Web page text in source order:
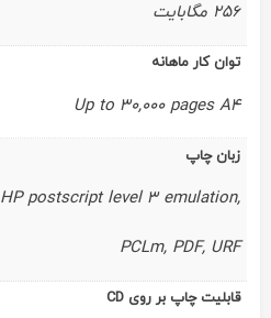
256 مگابایت
توان کار ماهانه
Up to 30,000 pages A4
زبان چاپ
postscript level 3 emulation,
PCLm, PDF, URF
قابلیت چاپ بر روی CD